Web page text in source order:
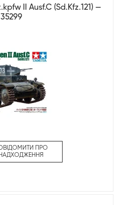
II Ausf.C (Sd.Kfz.121) —
ПРО